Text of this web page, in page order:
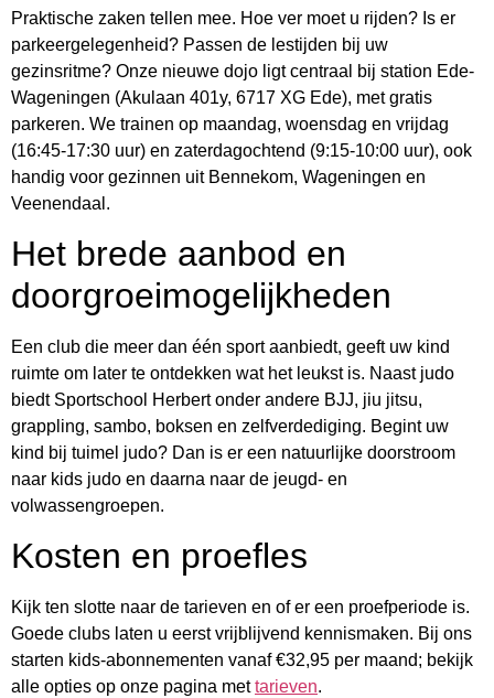
Praktische zaken tellen mee. Hoe ver moet u rijden? Is er
parkeergelegenheid? Passen de lestijden bij uw
gezinsritme? Onze nieuwe dojo ligt centraal bij station Ede-
Wageningen (Akulaan 401y, 6717 XG Ede), met gratis
parkeren. We trainen op maandag, woensdag en vrijdag
(16:45-17:30 uur) en zaterdagochtend (9:15-10:00 uur), ook
handig voor gezinnen uit Bennekom, Wageningen en
Veenendaal.
Het brede aanbod en
doorgroeimogelijkheden
Een club die meer dan één sport aanbiedt, geeft uw kind
ruimte om later te ontdekken wat het leukst is. Naast judo
biedt Sportschool Herbert onder andere BJJ, jiu jitsu,
grappling, sambo, boksen en zelfverdediging. Begint uw
kind bij tuimel judo? Dan is er een natuurlijke doorstroom
naar kids judo en daarna naar de jeugd- en
volwassengroepen.
Kosten en proefles
Kijk ten slotte naar de tarieven en of er een proefperiode is.
Goede clubs laten u eerst vrijblijvend kennismaken. Bij ons
starten kids-abonnementen vanaf €32,95 per maand; bekijk
alle opties op onze pagina mettarieven.